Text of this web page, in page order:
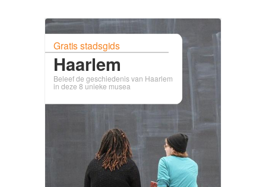
Gratis stadsgids
Haarlem
Beleef de geschiedenis van Haarlem
in deze 8 unieke musea